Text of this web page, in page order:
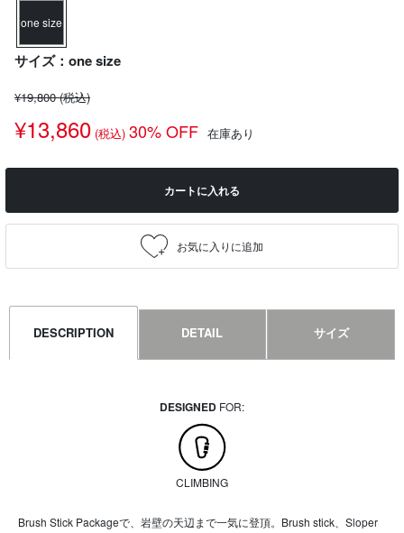
one size
サイズ：one size
¥19,800(税込)
¥13,860 (税込) 30% OFF 在庫あり
カートに入れる
DESCRIPTION DETAIL サイズ
DESIGNED FOR:
CLIMBING
Brush Stick Packageで、岩壁の天辺まで一気に登頂。Brush stick、Sloper